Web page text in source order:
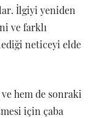
İlgiyi yeniden
ve farklı
neticeyi elde
hem de sonraki
için çaba